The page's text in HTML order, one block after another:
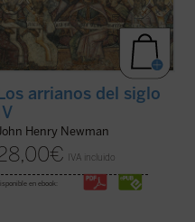
arrianos del siglo
Henry Newman
€ IVA incluido
en ebook: